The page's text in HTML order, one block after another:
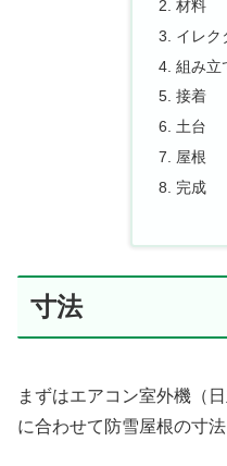
材料
イレク
組み立
接着
土台
屋根
完成
寸法
まずはエアコン室外機（
に合わせて防雪屋根の寸法